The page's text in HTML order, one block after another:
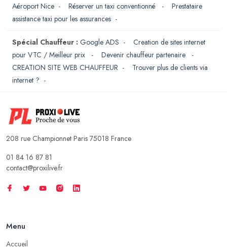
Aéroport Nice - Réserver un taxi conventionné - Prestataire
assistance taxi pour les assurances -
Spécial Chauffeur : Google ADS - Creation de sites internet
pour VTC / Meilleur prix
- Devenir chauffeur partenaire
-
CREATION SITE WEB CHAUFFEUR - Trouver plus de clients via
internet ? -
208 rue Championnet Paris 75018 France
01 84 16 87 81
contact@proxilive.fr
Menu
Accueil